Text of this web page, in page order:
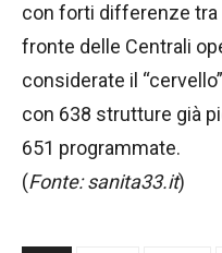
con forti differenze tra
fronte delle Centrali
considerate il
con 638 strutture già
651 programmate.
(Fonte: sanita33.it)